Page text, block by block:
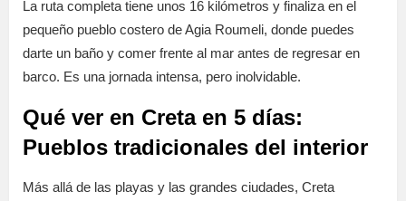
La ruta completa tiene unos 16 kilómetros y finaliza en el
pequeño pueblo costero de Agia Roumeli, donde puedes
darte un baño y comer frente al mar antes de regresar en
barco. Es una jornada intensa, pero inolvidable.
Qué ver en Creta en 5 días:
Pueblos tradicionales del interior
Más allá de las playas y las grandes ciudades, Creta